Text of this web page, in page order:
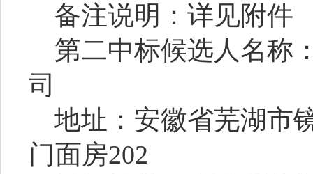
备注说明：详见附件
第二中标候选人名称
司
地址：安徽省芜湖市
门面房202